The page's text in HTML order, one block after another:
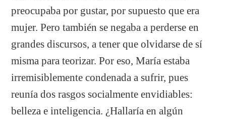
preocupaba por gustar, por supuesto que era
mujer. Pero también se negaba a perderse en
grandes discursos, a tener que olvidarse de sí
misma para teorizar. Por eso, María estaba
irremisiblemente condenada a sufrir, pues
reunía dos rasgos socialmente envidiables:
belleza e inteligencia. ¿Hallaría en algún